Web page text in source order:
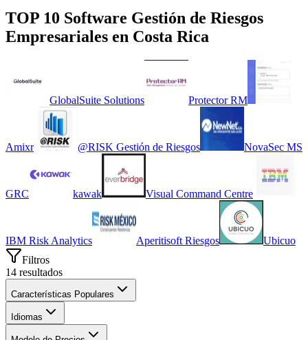
TOP 10 Software Gestión de Riesgos
Empresariales en Costa Rica
GlobalSuite Solutions Protector RM
Amixr @RISK Gestión de Riesgos NovaSec MS
GRC kawak Visual Command Centre
IBM Risk Analytics Aperitisoft Riesgos
Ubicuo
Filtros
14 resultados
Características Populares
Idiomas